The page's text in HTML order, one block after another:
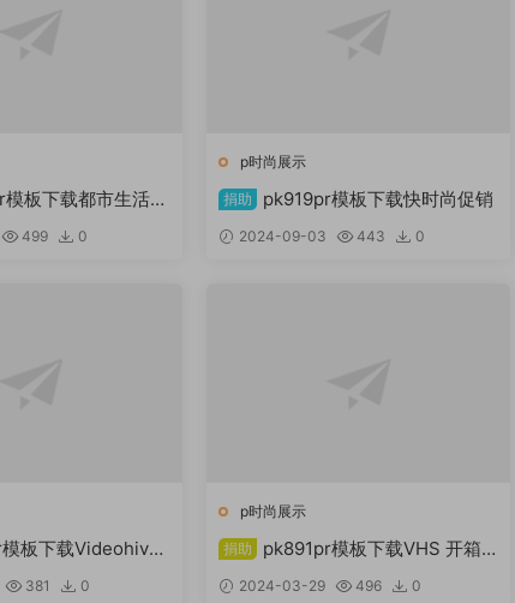
板下载都市生活
499 0
p时尚展示
捐助 pk919pr模板下载快时尚促销
2024-09-03 443 0
板下载Videohive
381 0
p时尚展示
捐助
pk891pr模板下载VHS 开箱
2024-03-29 496 0